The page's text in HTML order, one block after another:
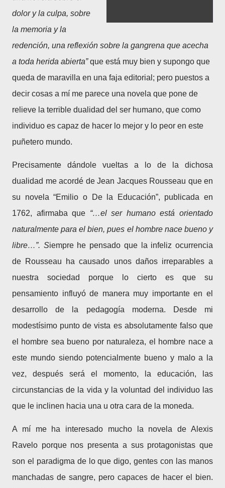
dolor y la culpa, sobre
la memoria y la
redención, una reflexión sobre la gangrena que acecha
a toda herida abierta”que está muy bien y supongo que
queda de maravilla en una faja editorial; pero puestos a
decir cosas a mí me parece una novela que pone de
relieve la terrible dualidad del ser humano, que como
individuo es capaz de hacer lo mejor y lo peor en este
puñetero mundo.
Precisamente dándole vueltas a lo de la dichosa
dualidad me acordé de Jean Jacques Rousseau que en
su novela “Emilio o De la Educación”, publicada en
1762, afirmaba que “…el ser humano está orientado
naturalmente para el bien, pues el hombre nace bueno y
libre…”. Siempre he pensado que la infeliz ocurrencia
de Rousseau ha causado unos daños irreparables a
nuestra sociedad porque lo cierto es que su
pensamiento influyó de manera muy importante en el
desarrollo de la pedagogía moderna. Desde mi
modestísimo punto de vista es absolutamente falso que
el hombre sea bueno por naturaleza, el hombre nace a
este mundo siendo potencialmente bueno y malo a la
vez, después será el momento, la educación, las
circunstancias de la vida y la voluntad del individuo las
que le inclinen hacia una u otra cara de la moneda.
A mí me ha interesado mucho la novela de Alexis
Ravelo porque nos presenta a sus protagonistas que
son el paradigma de lo que digo, gentes con las manos
manchadas de sangre, pero capaces de hacer el bien.